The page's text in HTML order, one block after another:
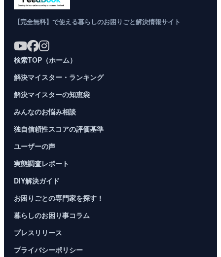
【完全無料】で使える暮らしのお困りごと解決情報サイト
検索TOP（ホーム）
解決マイスター・ランキング
解決マイスターの知恵袋
みんなのお悩み相談
独自信頼性スコアの評価基準
ユーザーの声
実態調査レポート
DIY解決ガイド
お困りごとの専門家を探す！
暮らしのお困り事コラム
プレスリリース
プライバシーポリシー